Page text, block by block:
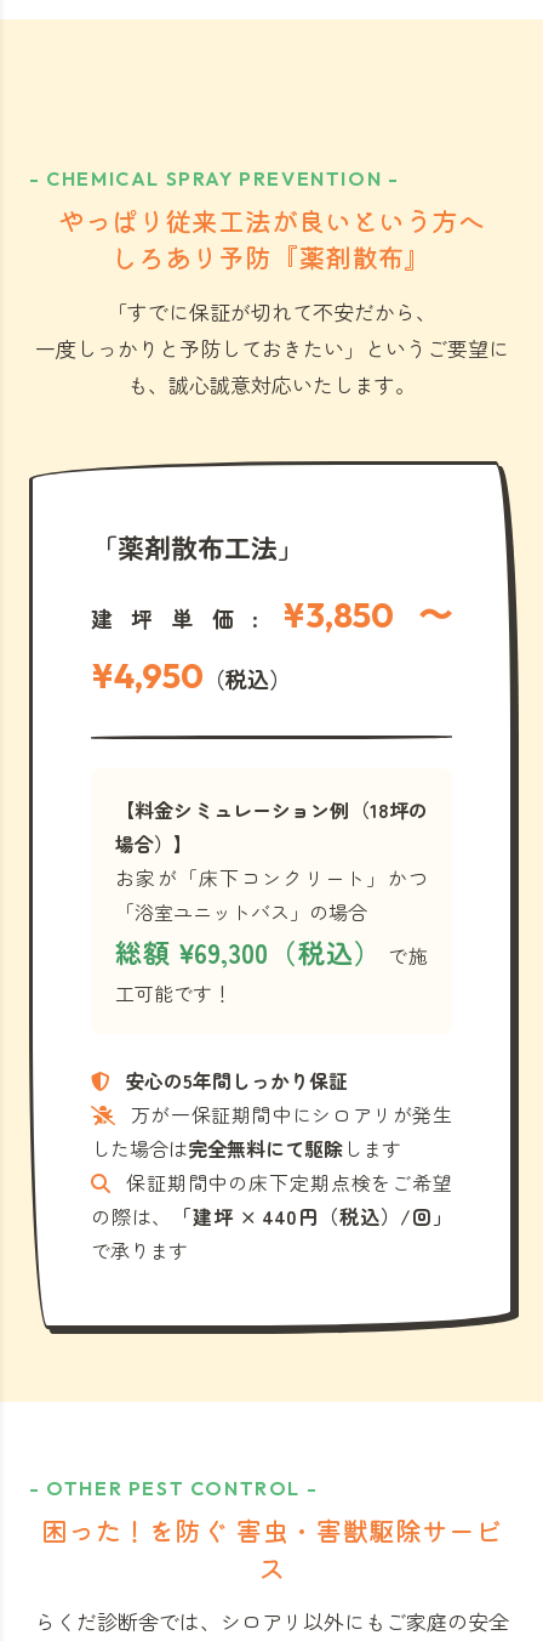
- CHEMICAL SPRAY PREVENTION -
やっぱり従来工法が良いという方へ
しろあり予防『薬剤散布』
「すでに保証が切れて不安だから、
一度しっかりと予防しておきたい」 というご要望に
も、誠心誠意対応いたします。
「薬剤散布工法」
建坪単価: ¥3,850 〜
¥4,950 （税込）
【料金シミュレーション例（18坪の
場合）】
お家が「床下コンクリート」かつ
「浴室ユニットバス」の場合
総額 ¥69,300（税込）
で施
工可能です！
安心の5年間しっかり保証
万が一保証期間中にシロアリが発生
した場合は完全無料にて駆除 します
保証期間中の床下定期点検をご希望
の際は、
「建坪 × 440円（税込）/回」
で承ります
- OTHER PEST CONTROL -
困った！を防ぐ 害虫・害獣駆除サービ
ス
らくだ診断舎では、シロアリ以外にもご家庭の安全